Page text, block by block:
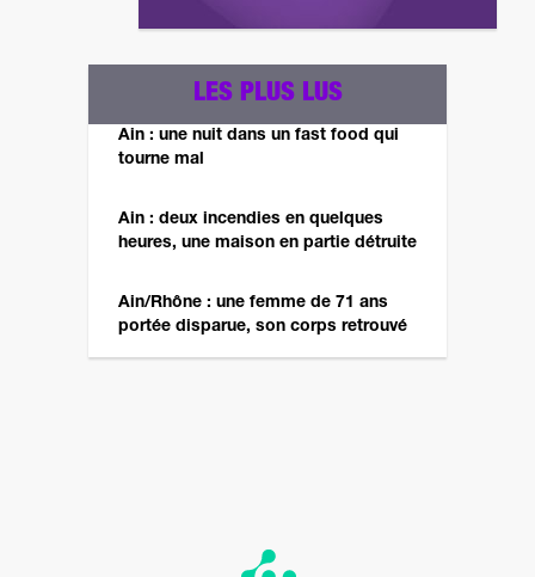
LES PLUS LUS
Ain : une nuit dans un fast food qui
tourne mal
Ain : deux incendies en quelques
heures, une maison en partie détruite
Ain/Rhône : une femme de 71 ans
portée disparue, son corps retrouvé